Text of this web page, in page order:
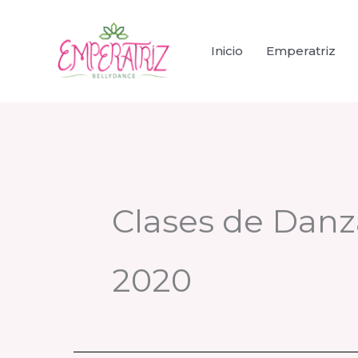
contenido
Inicio Emperatriz
Clases de
2020